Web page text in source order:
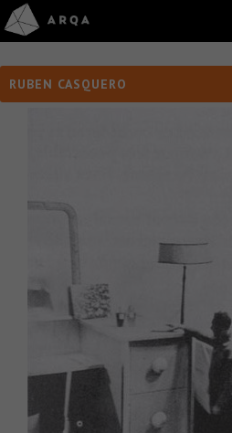
RUBEN CASQUERO